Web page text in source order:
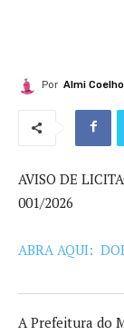
Por Almi Coelho
AVISO DE
001/2026
ABRA AQUI:
A Prefeitura do